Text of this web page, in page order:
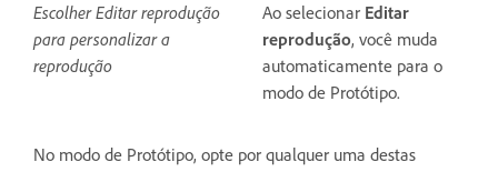
Escolher Editar reprodução
para personalizar a
reprodução
Ao selecionar Editar
reprodução, você muda
automaticamente para o
modo de Protótipo.
No modo de Protótipo, opte por qualquer uma destas